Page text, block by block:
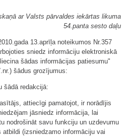
ar Valsts pārvaldes iekārtas likuma
54.panta sesto daļu
13.aprīļa noteikumos Nr.357
sniedz informāciju elektroniskā
šādas informācijas patiesumu"
šādus grozījumus:
šādā redakcijā:
attiecīgi pamatojot, ir norādījis
jāsniedz informācija, lai
nodrošināt savu funkciju un uzdevumu
(izsniedzamo informāciju vai